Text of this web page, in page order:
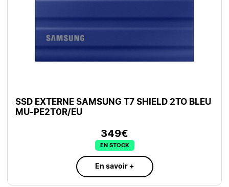
SSD EXTERNE SAMSUNG T7 SHIELD 2TO BLEU
MU-PE2T0R/EU
349€
EN STOCK
En savoir +